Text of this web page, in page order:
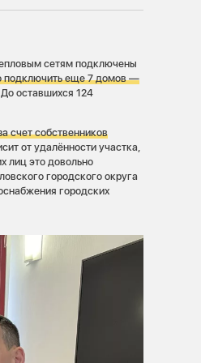
сетям подключены
подключить еще 7 домов —
оставшихся 124
счет собственников
от удалённости участка,
лиц это довольно
городского округа
городских